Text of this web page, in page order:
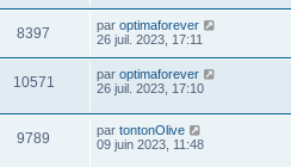
8397 par optimaforever
26 juil. 2023, 17:11
10571 par optimaforever
26 juil. 2023, 17:10
9789 par tontonOlive
09 juin 2023, 11:48